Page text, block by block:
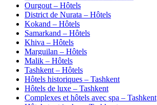
Ourgout – Hôtels
District de Nurata – Hôtels
Kokand – Hôtels
Samarkand – Hôtels
Khiva – Hôtels
Marguilan – Hôtels
Malik – Hôtels
Tashkent – Hôtels
Hôtels historiques – Tashkent
Hôtels de luxe – Tashkent
Complexes et hôtels avec spa – Tashkent